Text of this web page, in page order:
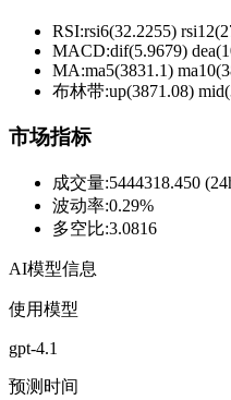
RSI:rsi6(32.2255)
MACD:dif(5.9679)
MA:ma5(3831.1)
布林带:up(3871.08)
市场指标
成交量:5444318.450
波动率:0.29%
多空比:3.0816
AI模型信息
使用模型
gpt-4.1
预测时间